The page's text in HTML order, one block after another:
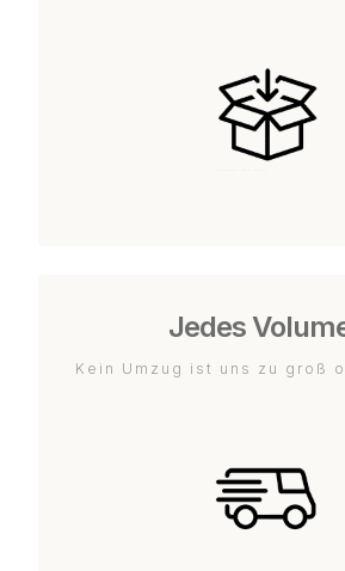
Jedes
Kein Umzug ist uns zu groß